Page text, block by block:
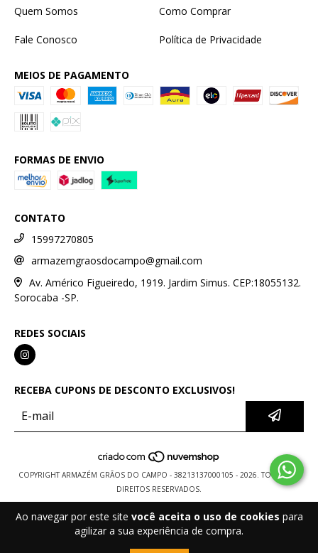
Ao navegar por este site você aceita o uso de cookies para
agilizar a sua experiência de compra.
Quem Somos
Como Comprar
Fale Conosco Política de Privacidade
MEIOS DE PAGAMENTO
FORMAS DE ENVIO
CONTATO
15997270805
armazemgraosdocampo@gmail.com
Av. Américo Figueiredo, 1919. Jardim Simus. CEP:18055132.
Sorocaba -SP.
REDES SOCIAIS
RECEBA CUPONS DE DESCONTO EXCLUSIVOS!
COPYRIGHT ARMAZÉM GRÃOS DO CAMPO - 38213137000105 - 2026. TODOS OS
DIREITOS RESERVADOS.